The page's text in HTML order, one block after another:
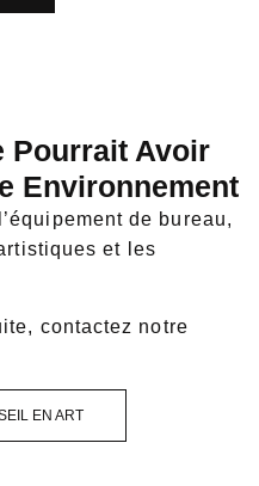
Pourrait Avoir
Environnement
de bureau,
et les
contactez notre
EN ART